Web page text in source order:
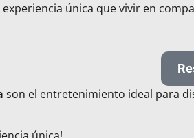
única que vivir en
son el entretenimiento ideal para